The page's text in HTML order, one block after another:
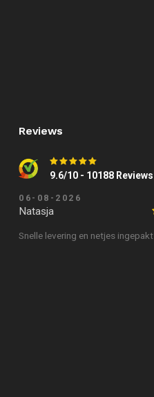
Reviews
9.6/10 - 10188 Reviews
06-08-2026
Natasja
Snelle levering en netjes ingepakt